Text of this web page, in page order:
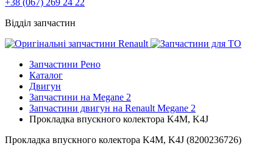
+38 (067) 269 24 22
Відділ запчастин
Запчастини Рено
Каталог
Двигун
Запчастини на Megane 2
Запчастини двигун на Renault Megane 2
Прокладка впускного колектора K4M, K4J
Прокладка впускного колектора K4M, K4J (8200236726)